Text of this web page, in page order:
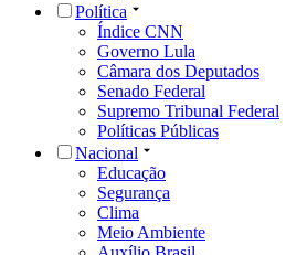
Política
Índice CNN
Governo Lula
Câmara dos Deputados
Senado Federal
Supremo Tribunal Federal
Políticas Públicas
Nacional
Educação
Segurança
Clima
Meio Ambiente